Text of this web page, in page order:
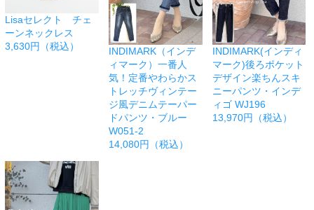
Lisaセレクト チェ
ーンネックレス
3,630円（税込）
INDIMARK（インデ
ィマーク）一番人
気！定番やわらかス
トレッチヴィンテー
ジ風デニムテーパー
ドパンツ・ブルー
W051-2
14,080円（税込）
INDIMARK(インディ
マーク)後ろポケット
デザイン楽ちんスキ
ニーパンツ・インデ
ィゴ WJ196
13,970円（税込）